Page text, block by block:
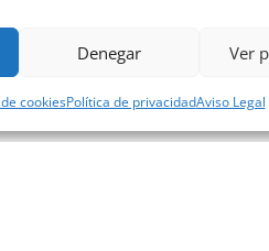
Denegar Ver
cookiesPolítica de privacidadAviso Legal